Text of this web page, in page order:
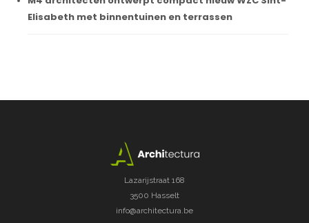
Elisabeth met binnentuinen en terrassen
Lazarijstraat 168
3500 Hasselt
info@architectura.be